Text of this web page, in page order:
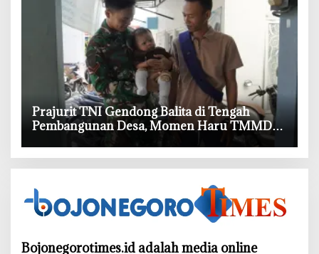
‎Prajurit TNI Gendong Balita di Tengah
Pembangunan Desa, Momen Haru TMMD
Bojonegorotimes.id adalah media online